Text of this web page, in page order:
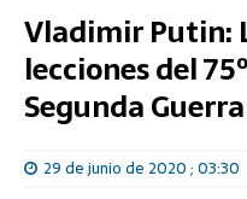
Vladimir Putin:
lecciones del
Segunda
29 de junio de 2020 ; 03:30